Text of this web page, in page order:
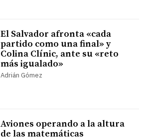
El Salvador afronta «cada
partido como una final» y
Colina Clínic, ante su «reto
más igualado»
Adrián Gómez
Aviones operando a la altura
de las matemáticas